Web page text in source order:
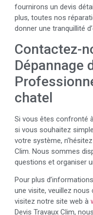
fournirons un devis
plus, toutes nos
donner une tranquillité
Contactez-
Dépannage
chatel
Si vous êtes confronté
si vous souhaitez
votre système,
Clim. Nous sommes
questions et organiser
Pour plus
une visite, veuillez
visitez notre site web à
Devis Travaux Clim,